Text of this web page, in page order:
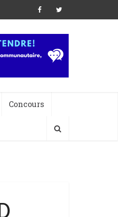
Concours